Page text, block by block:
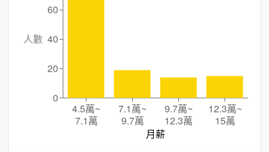
4.5萬~
7.1萬
7.1萬~
9.7萬
9.7萬~
12.3萬
12.3萬~
15萬
月薪
0
20
40
60
人數